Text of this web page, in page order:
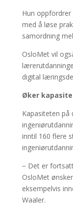
Hun
med å løse
samordning
OsloMet vil
digital
Øker
Kapasiteten på
inntil 160 flere
− Det er
OsloMet
eksempelvis
Waaler.